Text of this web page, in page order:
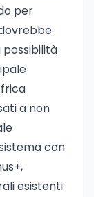
per
possibilità
a non
con
esistenti